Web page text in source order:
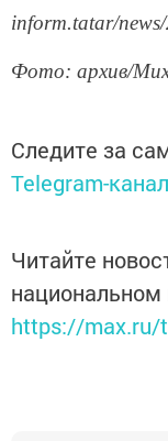
inform.tatar/
Фото: архив/
Следите за
Telegram-
Читайте
https://max.ru/